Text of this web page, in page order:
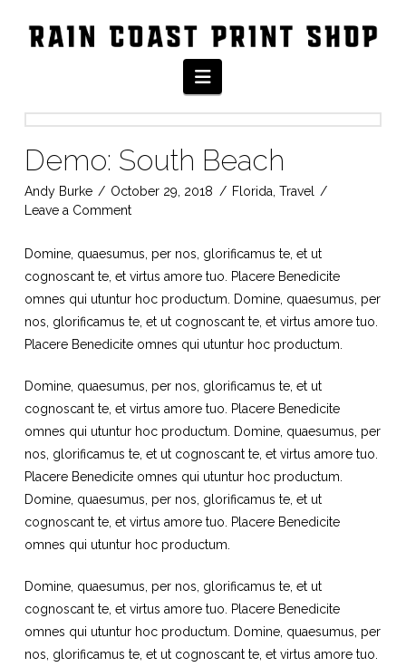
Navigation
Demo: South Beach
Andy Burke October 29, 2018 Florida ,Travel
Leave a Comment
Domine, quaesumus, per nos, glorificamus te, et ut
cognoscant te, et virtus amore tuo. Placere Benedicite
omnes qui utuntur hoc productum. Domine, quaesumus, per
nos, glorificamus te, et ut cognoscant te, et virtus amore tuo.
Placere Benedicite omnes qui utuntur hoc productum.
Domine, quaesumus, per nos, glorificamus te, et ut
cognoscant te, et virtus amore tuo. Placere Benedicite
omnes qui utuntur hoc productum. Domine, quaesumus, per
nos, glorificamus te, et ut cognoscant te, et virtus amore tuo.
Placere Benedicite omnes qui utuntur hoc productum.
Domine, quaesumus, per nos, glorificamus te, et ut
cognoscant te, et virtus amore tuo. Placere Benedicite
omnes qui utuntur hoc productum.
Domine, quaesumus, per nos, glorificamus te, et ut
cognoscant te, et virtus amore tuo. Placere Benedicite
omnes qui utuntur hoc productum. Domine, quaesumus, per
nos, glorificamus te, et ut cognoscant te, et virtus amore tuo.